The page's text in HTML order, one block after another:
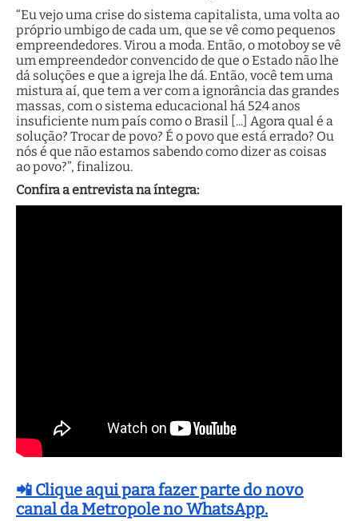
“Eu vejo uma crise do sistema capitalista, uma volta ao
próprio umbigo de cada um, que se vê como pequenos
empreendedores. Virou a moda. Então, o motoboy se vê
um empreendedor convencido de que o Estado não lhe
dá soluções e que a igreja lhe dá. Então, você tem uma
mistura aí, que tem a ver com a ignorância das grandes
massas, com o sistema educacional há 524 anos
insuficiente num país como o Brasil [...] Agora qual é a
solução? Trocar de povo? É o povo que está errado? Ou
nós é que não estamos sabendo como dizer as coisas
ao povo?”, finalizou.
Confira a entrevista na íntegra:
📲 Clique aqui para fazer parte do novo
canal da Metropole no WhatsApp.